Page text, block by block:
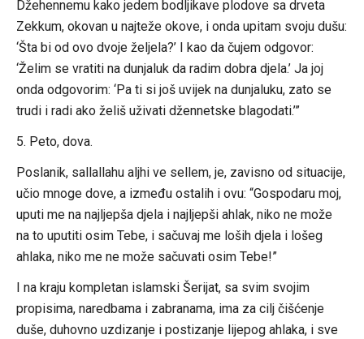
Džehennemu kako jedem bodljikave plodove sa drveta
Zekkum, okovan u najteže okove, i onda upitam svoju dušu:
‘Šta bi od ovo dvoje željela?’ I kao da čujem odgovor:
‘Želim se vratiti na dunjaluk da radim dobra djela.’ Ja joj
onda odgovorim: ‘Pa ti si još uvijek na dunjaluku, zato se
trudi i radi ako želiš uživati džennetske blagodati.’”
5. Peto, dova.
Poslanik, sallallahu aljhi ve sellem, je, zavisno od situacije,
učio mnoge dove, a između ostalih i ovu: “Gospodaru moj,
uputi me na najljepša djela i najljepši ahlak, niko ne može
na to uputiti osim Tebe, i sačuvaj me loših djela i lošeg
ahlaka, niko me ne može sačuvati osim Tebe!”
I na kraju kompletan islamski Šerijat, sa svim svojim
propisima, naredbama i zabranama, ima za cilj čišćenje
duše, duhovno uzdizanje i postizanje lijepog ahlaka, i sve